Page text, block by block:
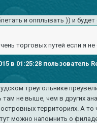
и опплывать )) и будет
торговых путей если я
в 01:25:28 пользователь
треугольнике
там не выше, чем в других
территориях. А то
можно напомнить о